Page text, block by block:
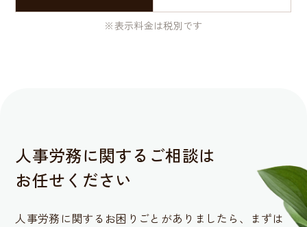
※表示料金は税別です
人事労務に関するご相談は
お任せください
人事労務に関するお困りごとがありましたら、
まずは